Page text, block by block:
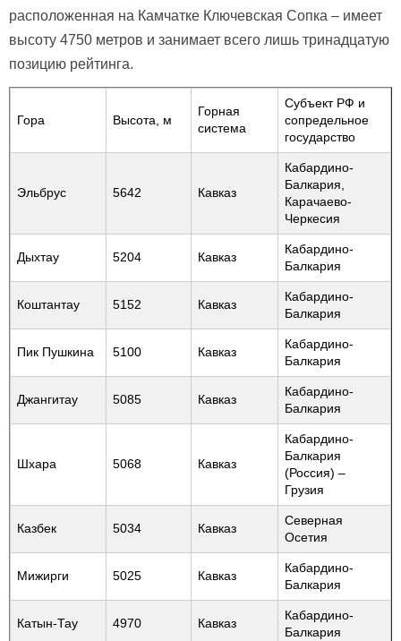
расположенная на Камчатке Ключевская Сопка – имеет
высоту 4750 метров и занимает всего лишь тринадцатую
позицию рейтинга.
Гора Высота, м
Горная
система
Субъект РФ и
сопредельное
государство
Эльбрус 5642 Кавказ
Кабардино-
Балкария,
Карачаево-
Черкесия
Дыхтау 5204 Кавказ
Кабардино-
Балкария
Коштантау 5152 Кавказ
Кабардино-
Балкария
Пик Пушкина 5100 Кавказ
Кабардино-
Балкария
Джангитау 5085 Кавказ
Кабардино-
Балкария
Шхара 5068 Кавказ
Кабардино-
Балкария
(Россия) –
Грузия
Казбек 5034 Кавказ
Северная
Осетия
Мижирги 5025 Кавказ
Кабардино-
Балкария
Катын-Тау 4970 Кавказ
Кабардино-
Балкария